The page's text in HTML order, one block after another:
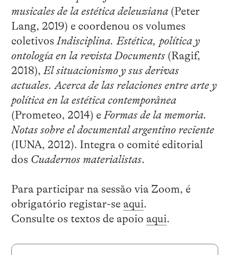
musicales de la estética deleuziana(Peter
Lang, 2019) e coordenou os volumes
coletivos Indisciplina. Estética, política y
ontología en la revista Documents(Ragif,
2018), El situacionismo y sus derivas
actuales. Acerca de las relaciones entre arte y
política en la estética contemporânea
(Prometeo, 2014) e Formas de la memoria.
Notas sobre el documental argentino reciente
(IUNA, 2012). Integra o comité editorial
dos Cuadernos materialistas.
Para participar na sessão via Zoom, é
obrigatório registar-se aqui.
Consulte os textos de apoio aqui.